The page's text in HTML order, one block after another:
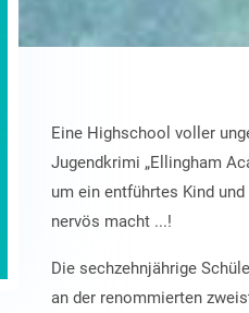
Eine Highschool voller
Jugendkrimi „Ellingham
um ein entführtes Kind
nervös macht ...!
Die sechzehnjährige
an der renommierten